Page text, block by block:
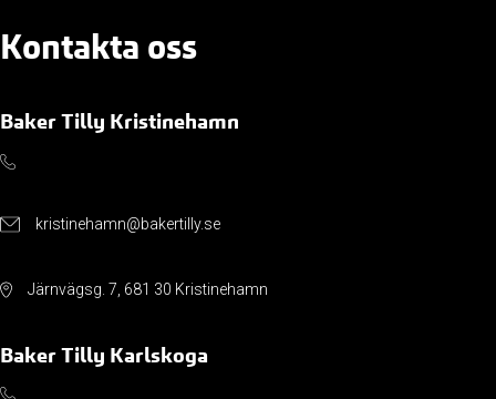
Kontakta oss
Baker Tilly Kristinehamn
kristinehamn@bakertilly.se
Järnvägsg. 7, 681 30 Kristinehamn
Baker Tilly Karlskoga